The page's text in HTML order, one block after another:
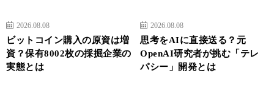
2026.08.08
ビットコイン購入の原資は増
資？保有8002枚の採掘企業の
実態とは
2026.08.08
思考をAIに直接送る？元
OpenAI研究者が挑む「テレ
パシー」開発とは